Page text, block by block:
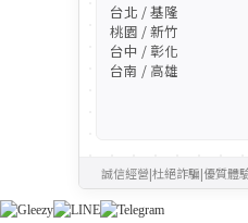
台北 / 基隆
桃園 / 新竹
台中 / 彰化
台南 / 高雄
誠信經營|杜絕詐騙|優質體